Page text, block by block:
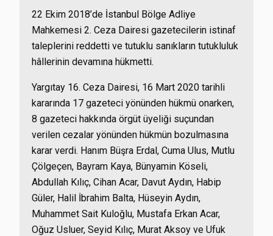
22 Ekim 2018’de İstanbul Bölge Adliye
Mahkemesi 2. Ceza Dairesi gazetecilerin istinaf
taleplerini reddetti ve tutuklu sanıkların tutukluluk
hâllerinin devamına hükmetti.
Yargıtay 16. Ceza Dairesi, 16 Mart 2020 tarihli
kararında 17 gazeteci yönünden hükmü onarken,
8 gazeteci hakkında örgüt üyeliği suçundan
verilen cezalar yönünden hükmün bozulmasına
karar verdi. Hanım Büşra Erdal, Cuma Ulus, Mutlu
Çölgeçen, Bayram Kaya, Bünyamin Köseli,
Abdullah Kılıç, Cihan Acar, Davut Aydın, Habip
Güler, Halil İbrahim Balta, Hüseyin Aydın,
Muhammet Sait Kuloğlu, Mustafa Erkan Acar,
Oğuz Usluer, Seyid Kılıç, Murat Aksoy ve Ufuk